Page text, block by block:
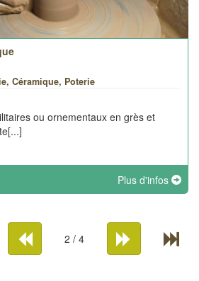
Céramique, Poterie
ou ornementaux en grès et
Plus d'infos
2 / 4